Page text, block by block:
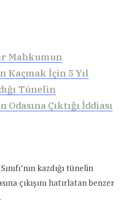
Mahkumun
Kaçmak İçin 5 Yıl
Tünelin
Çıktığı İddiası
kazdığı tünelin
çıkışını hatırlatan benzer